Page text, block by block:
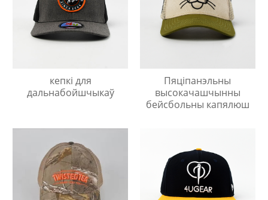
кепкі для
дальнабойшчыкаў
Пяціпанэльны
высокачашчынны
бейсбольны капялюш